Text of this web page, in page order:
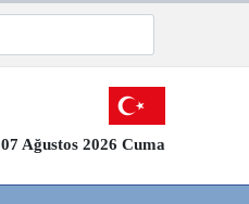
07 Ağustos 2026 Cuma